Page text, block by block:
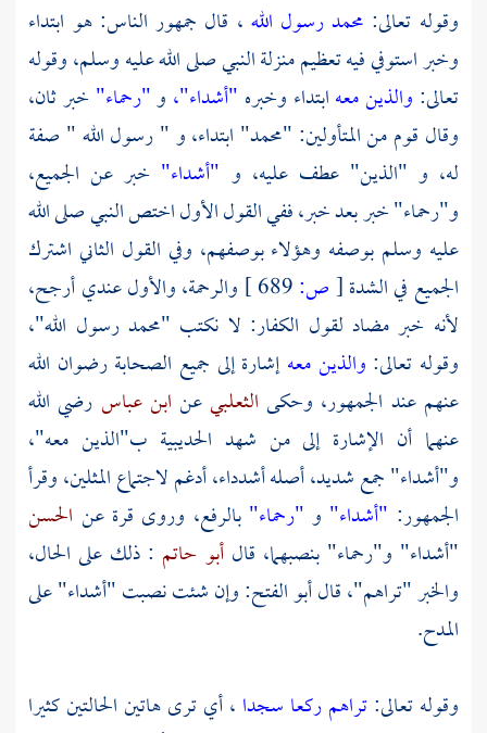
وقوله تعالى: محمد رسول الله ، قال جمهور الناس: هو ابتداء
وخبر استوفي فيه تعظيم منزلة النبي صلى الله عليه وسلم، وقوله
تعالى: والذين معهابتداء وخبره "أشداء"، و"رحماء" خبر ثان،
وقال قوم من المتأولين: "محمد" ابتداء، و " رسول الله " صفة
له، و "الذين" عطف عليه، و "أشداء" خبر عن الجميع،
و"رحماء" خبر بعد خبر، ففي القول الأول اختص النبي صلى الله
عليه وسلم بوصفه وهؤلاء بوصفهم، وفي القول الثاني اشترك
الجميع في الشدة[ص:
والرحمة، والأول عندي أرجح،
لأنه خبر مضاد لقول الكفار: لا نكتب "محمدرسول الله"،
وقوله تعالى: والذين معهإشارة إلى جميع الصحابة رضوان الله
عنهم عند الجمهور، وحكى الثعلبيعن ابن عباس رضي الله
عنهما أن الإشارة إلى من شهد الحديبية ب"الذين معه"،
و"أشداء" جمع شديد، أصله أشدداء، أدغم لاجتماع المثلين، وقرأ
الجمهور: "أشداء" و "رحماء"بالرفع، وروى قرةعن الحسن
"أشداء" و"رحماء" بنصبهما، قالأبو حاتم : ذلك على الحال،
والخبر "تراهم"، قالأبو الفتح:وإن شئت نصبت "أشداء" على
المدح.
وقوله تعالى:تراهم ركعا سجدا ، أي ترى هاتين الحالتين كثيرا